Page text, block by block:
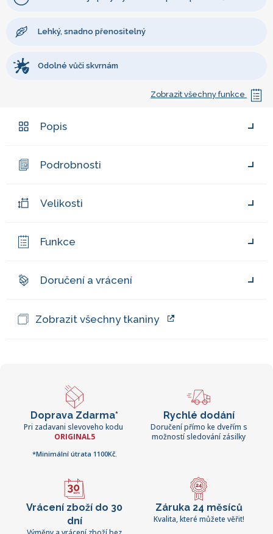
Lehký, snadno přenositelný
Odolné vůči skvrnám
Zobrazit všechny funkce
Popis
Podrobnosti
Velikosti
Funkce
Doručení a vrácení
Zobrazit všechny tkaniny
Doprava Zdarma*
Pri zadavani slevoveho kodu
ORIGINAL5
*Minimální útrata 1100Kč.
Rychlé dodání
Doručení přímo ke dveřím s
možností sledování zásilky
Vrácení zboží do 30
dní
Záruka 24 měsíců
Kvalita, které můžete věřit!